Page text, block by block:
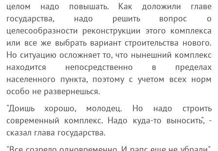
целом надо повышать. Как доложили главе
государства, надо решить вопрос о
целесообразности реконструкции этого комплекса
или все же выбрать вариант строительства нового.
Но ситуацию осложняет то, что нынешний комплекс
находится непосредственно в пределах
населенного пункта, поэтому с учетом всех норм
особо не развернешься.
"Доишь хорошо, молодец. Но надо строить
современный комплекс. Надо куда-то выносить", -
сказал глава государства.